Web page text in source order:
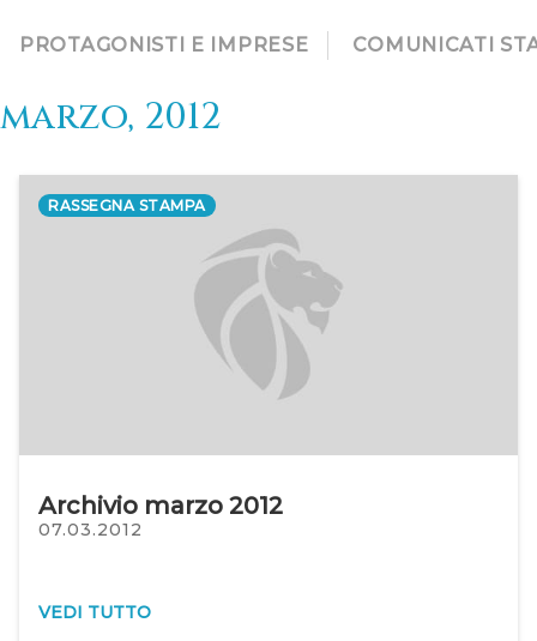
PROTAGONISTI E IMPRESE COMUNICATI
marzo, 2012
RASSEGNA STAMPA
Archivio marzo 2012
07.03.2012
VEDI TUTTO